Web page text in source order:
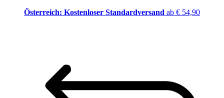
Österreich: Kostenloser Standardversand ab € 54,90